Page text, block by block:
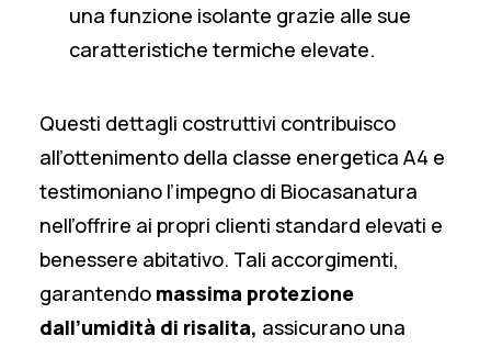
una funzione isolante grazie alle sue
caratteristiche termiche elevate.
Questi dettagli costruttivi contribuisco
all’ottenimento della classe energetica A4 e
testimoniano l’impegno di Biocasanatura
nell’offrire ai propri clienti standard elevati e
benessere abitativo. Tali accorgimenti,
garantendo massima protezione
dall’umidità di risalita, assicurano una